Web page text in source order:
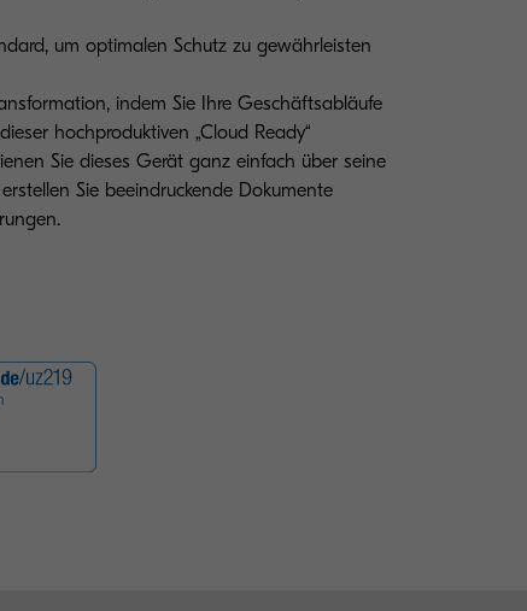
um optimalen Schutz zu gewährleisten
indem Sie Ihre Geschäftsabläufe
hochproduktiven „Cloud Ready“
Sie dieses Gerät ganz einfach über seine
Sie beeindruckende Dokumente